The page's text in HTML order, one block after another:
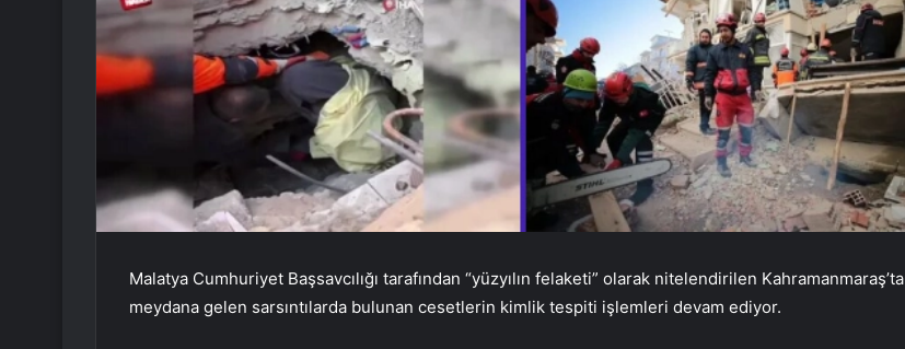
Malatya Cumhuriyet Başsavcılığı tarafından “yüzyılın felaketi” olarak nitelendirilen Kahramanmaraş’ta
meydana gelen sarsıntılarda bulunan cesetlerin kimlik tespiti işlemleri devam ediyor.